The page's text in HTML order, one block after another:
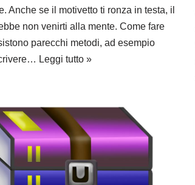
Anche se il motivetto ti ronza in testa, il
non venirti alla mente. Come fare
parecchi metodi, ad esempio
Leggi tutto »